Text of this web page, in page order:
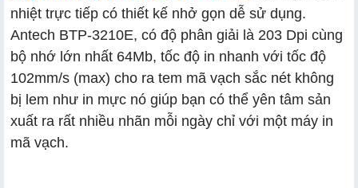
nhiệt trực tiếp có thiết kế nhở gọn dễ sử dụng.
Antech BTP-3210E, có độ phân giải là 203 Dpi cùng
bộ nhớ lớn nhất 64Mb, tốc độ in nhanh với tốc độ
102mm/s (max) cho ra tem mã vạch sắc nét không
bị lem như in mực nó giúp bạn có thể yên tâm sản
xuất ra rất nhiều nhãn mỗi ngày chỉ với một máy in
mã vạch.